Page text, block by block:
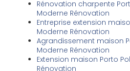
Rénovation charpente
Moderne Rénovation
Entreprise extension
Moderne Rénovation
Agrandissement maison
Moderne Rénovation
Extension maison Porto
Rénovation